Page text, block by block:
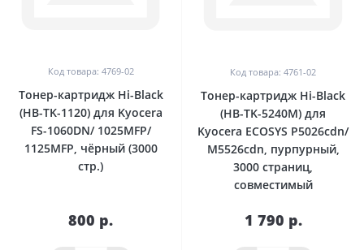
Код товара: 4769-02
Тонер-картридж Hi-Black
(HB-TK-1120) для Kyocera
FS-1060DN/ 1025MFP/
1125MFP, чёрный (3000
стр.)
800 р.
Код товара: 4761-02
Тонер-картридж Hi-Black
(HB-TK-5240M) для
Kyocera ECOSYS P5026cdn/
M5526cdn, пурпурный,
3000 страниц,
совместимый
1 790 р.